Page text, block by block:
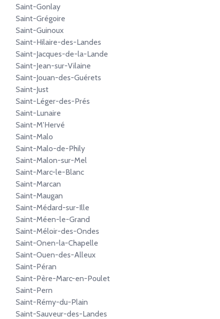
Saint-Gonlay
Saint-Grégoire
Saint-Guinoux
Saint-Hilaire-des-Landes
Saint-Jacques-de-la-Lande
Saint-Jean-sur-Vilaine
Saint-Jouan-des-Guérets
Saint-Just
Saint-Léger-des-Prés
Saint-Lunaire
Saint-M'Hervé
Saint-Malo
Saint-Malo-de-Phily
Saint-Malon-sur-Mel
Saint-Marc-le-Blanc
Saint-Marcan
Saint-Maugan
Saint-Médard-sur-Ille
Saint-Méen-le-Grand
Saint-Méloir-des-Ondes
Saint-Onen-la-Chapelle
Saint-Ouen-des-Alleux
Saint-Péran
Saint-Père-Marc-en-Poulet
Saint-Pern
Saint-Rémy-du-Plain
Saint-Sauveur-des-Landes